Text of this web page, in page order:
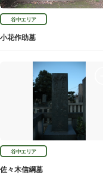
谷中エリア
小花作助墓
谷中エリア
佐々木信綱墓